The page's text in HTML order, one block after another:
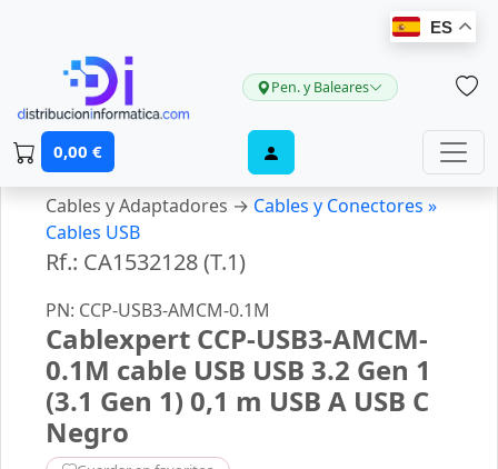
ES
Pen. y Baleares
0,00 €
Cables y Adaptadores → Cables y Conectores »
Cables USB
Rf.: CA1532128 (T.1)
PN: CCP-USB3-AMCM-0.1M
Cablexpert CCP-USB3-AMCM-
0.1M cable USB USB 3.2 Gen 1
(3.1 Gen 1) 0,1 m USB A USB C
Negro